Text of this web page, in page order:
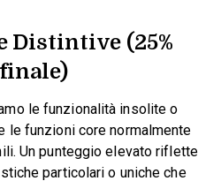
Distintive (25%
le funzionalità insolite o
le funzioni core normalmente
Un punteggio elevato riflette
particolari o uniche che